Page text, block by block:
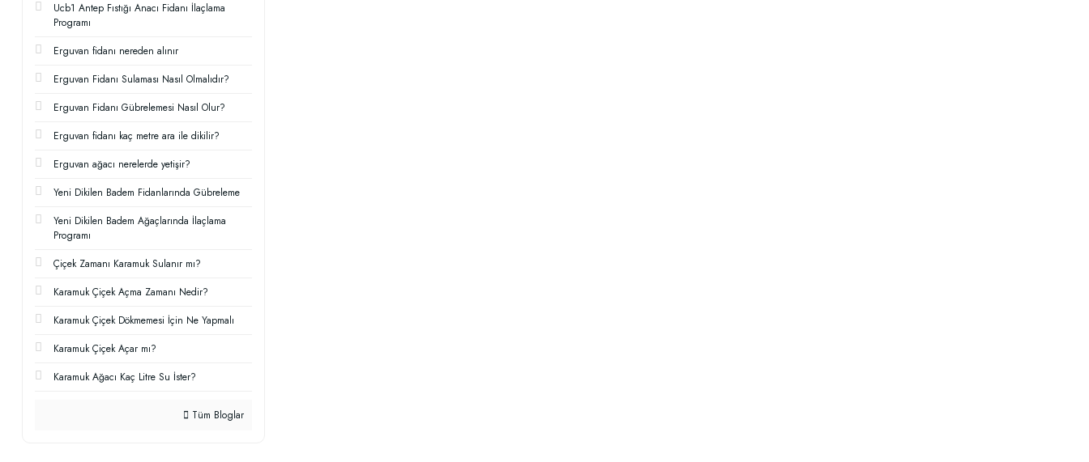
Ucb1 Antep Fıstığı Anacı Fidanı İlaçlama
Programı
Erguvan fidanı nereden alınır
Erguvan Fidanı Sulaması Nasıl Olmalıdır?
Erguvan Fidanı Gübrelemesi Nasıl Olur?
Erguvan fidanı kaç metre ara ile dikilir?
Erguvan ağacı nerelerde yetişir?
Yeni Dikilen Badem Fidanlarında Gübreleme
Yeni Dikilen Badem Ağaçlarında İlaçlama
Programı
Çiçek Zamanı Karamuk Sulanır mı?
Karamuk Çiçek Açma Zamanı Nedir?
Karamuk Çiçek Dökmemesi İçin Ne Yapmalı
Karamuk Çiçek Açar mı?
Karamuk Ağacı Kaç Litre Su İster?
Tüm Bloglar